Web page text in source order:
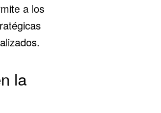
a los
la